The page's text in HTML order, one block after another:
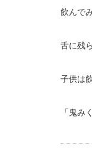
飲んで
舌に残
子供は
「鬼み